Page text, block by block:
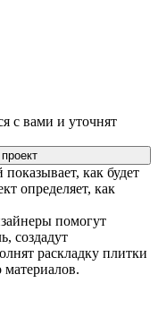
с вами и уточнят
как будет
определяет, как
помогут
создадут
раскладку плитки
материалов.